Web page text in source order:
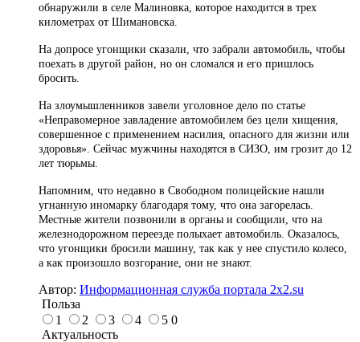
обнаружили в селе Малиновка, которое находится в трех
километрах от Шимановска.
На допросе угонщики сказали, что забрали автомобиль, чтобы
поехать в другой район, но он сломался и его пришлось
бросить.
На злоумышленников завели уголовное дело по статье
«Неправомерное завладение автомобилем без цели хищения,
совершенное с применением насилия, опасного для жизни или
здоровья». Сейчас мужчины находятся в СИЗО, им грозит до 12
лет тюрьмы.
Напомним, что недавно в Свободном полицейские нашли
угнанную иномарку благодаря тому, что она загорелась.
Местные жители позвонили в органы и сообщили, что на
железнодорожном переезде полыхает автомобиль. Оказалось,
что угонщики бросили машину, так как у нее спустило колесо,
а как произошло возгорание, они не знают.
Автор: Информационная служба портала 2x2.su
Польза
1
2 3 4 5 0
Актуальность